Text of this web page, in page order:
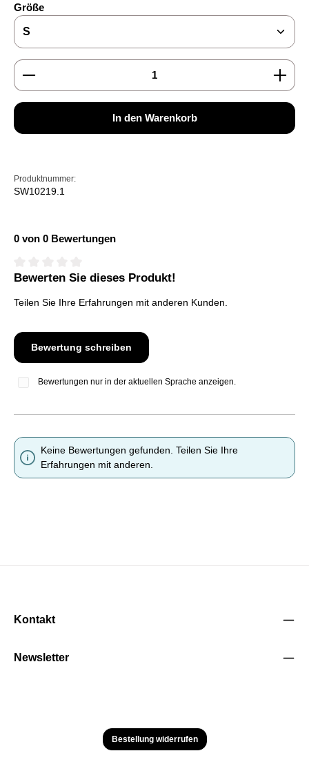
Größeauswählen
Produkt Anzahl: Gib den gewünschten Wert ein
In den Warenkorb
Produktnummer:
SW10219.1
0 von 0 Bewertungen
Durchschnittliche Bewertung von 0 von 5 Sternen
Bewerten Sie dieses Produkt!
Teilen Sie Ihre Erfahrungen mit anderen Kunden.
Bewertung schreiben
Bewertungen nur in der aktuellen Sprache anzeigen.
Keine Bewertungen gefunden. Teilen Sie Ihre
Erfahrungen mit anderen.
Kontakt
Newsletter
Bestellung widerrufen